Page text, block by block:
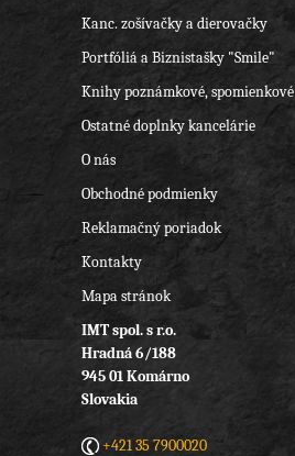
Kanc. zošívačky a dierovačky
Portfóliá a Biznistašky "Smile"
Knihy poznámkové, spomienkové
Ostatné doplnky kancelárie
O nás
Obchodné podmienky
Reklamačný poriadok
Kontakty
Mapa stránok
IMT spol. s r.o.
Hradná 6/188
945 01 Komárno
Slovakia
+421 35 7900020